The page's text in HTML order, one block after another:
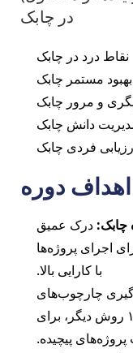
در چابک
نقاط درد در چابک
بهبود مستمر چابک
دانش چابک
فردی چابک
اهداف دوره
چابک: درک عمیق
اجرای پروژه‌ها
با کارایی بالا.
چارچوب‌های
مختلف چابک، از جمله اسکرام و ۱۱ روش دیگر، برای
پیچیده.